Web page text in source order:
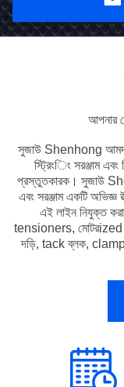
আপনার
সুজাউ Shenhong
স্ট্রিংিং সরঞ্জাম এবং
প্রস্তুতকারক। সুজাউ
এবং সরঞ্জাম একটি অভিজ্ঞ
এই লাইন নিযুক্ত
tensioners, মোটরized
দড়ি, tack ব্লক,